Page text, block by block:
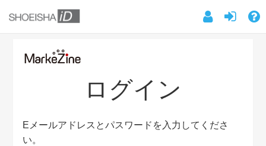
ログイン
Eメールアドレスとパスワードを入力してくださ
い。